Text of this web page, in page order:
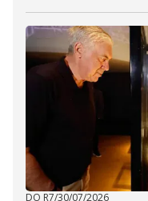
DO R7/30/07/2026